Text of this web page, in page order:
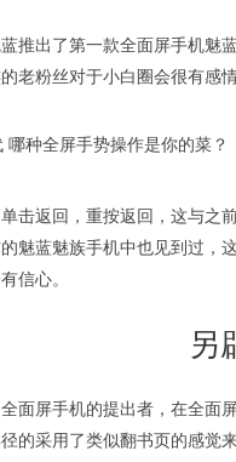
推出了第一款全面屏手机魅
老粉丝对于小白圈会很有感
击返回，重按返回，这与之
魅蓝魅族手机中也见到过，
信心。
另
面屏手机的提出者，在全面
的采用了类似翻书页的感觉